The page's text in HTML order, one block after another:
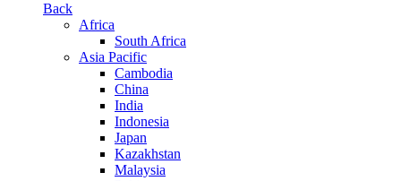
Back
Africa
South Africa
Asia Pacific
Cambodia
China
India
Indonesia
Japan
Kazakhstan
Malaysia